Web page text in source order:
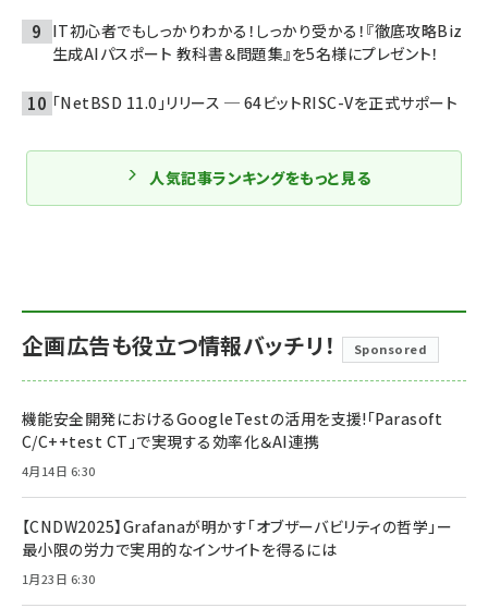
IT初心者でもしっかりわかる！しっかり受かる！『徹底攻略Biz
生成AIパスポート 教科書＆問題集』を5名様にプレゼント！
「NetBSD 11.0」リリース ─ 64ビットRISC-Vを正式サポート
人気記事ランキングをもっと見る
企画広告も役立つ情報バッチリ！ Sponsored
機能安全開発におけるGoogleTestの活用を支援!「Parasoft
C/C++test CT」で実現する効率化＆AI連携
4月14日 6:30
【CNDW2025】Grafanaが明かす「オブザーバビリティの哲学」ー
最小限の労力で実用的なインサイトを得るには
1月23日 6:30